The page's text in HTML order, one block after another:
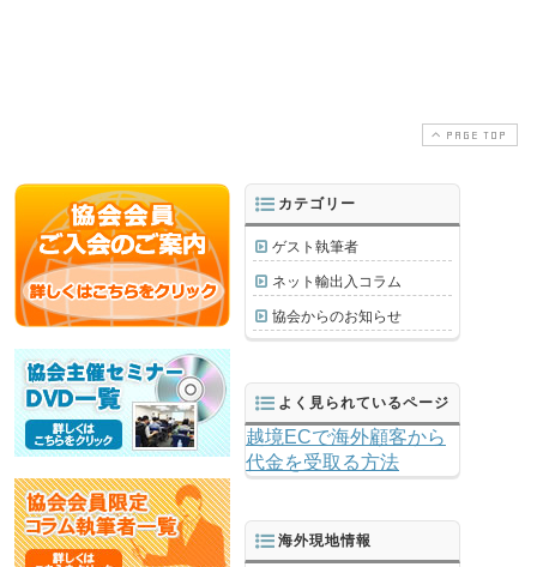
PAGE TOP
カテゴリー
ゲスト執筆者
ネット輸出入コラム
協会からのお知らせ
よく見られているページ
越境ECで海外顧客から
代金を受取る方法
海外現地情報